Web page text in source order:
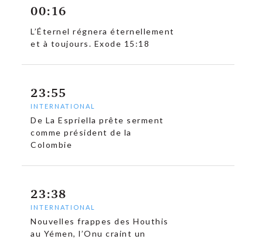
00:16
L’Éternel régnera éternellement
et à toujours. Exode 15:18
23:55
INTERNATIONAL
De La Espriella prête serment
comme président de la
Colombie
23:38
INTERNATIONAL
Nouvelles frappes des Houthis
au Yémen, l’Onu craint un